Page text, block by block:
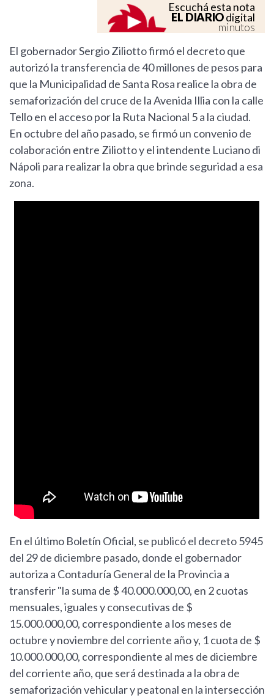
Escuchá esta nota
EL DIARIOdigital
minutos
El gobernador Sergio Ziliotto firmó el decreto que
autorizó la transferencia de 40 millones de pesos para
que la Municipalidad de Santa Rosa realice la obra de
semaforización del cruce de la Avenida Illia con la calle
Tello en el acceso por la Ruta Nacional 5 a la ciudad.
En octubre del año pasado, se firmó un convenio de
colaboración entre Ziliotto y el intendente Luciano di
Nápoli para realizar la obra que brinde seguridad a esa
zona.
En el último Boletín Oficial, se publicó el decreto 5945
del 29 de diciembre pasado, donde el gobernador
autoriza a Contaduría General de la Provincia a
transferir "la suma de $ 40.000.000,00, en 2 cuotas
mensuales, iguales y consecutivas de $
15.000.000,00, correspondiente a los meses de
octubre y noviembre del corriente año y, 1 cuota de $
10.000.000,00, correspondiente al mes de diciembre
del corriente año, que será destinada a la obra de
semaforización vehicular y peatonal en la intersección